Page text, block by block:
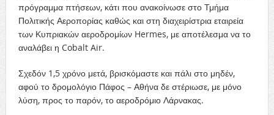
πρόγραμμα πτήσεων, κάτι που ανακοίνωσε στο Τμήμα
Πολιτικής Αεροπορίας καθώς και στη διαχειρίστρια εταιρεία
των Κυπριακών αεροδρομίων Hermes, με αποτέλεσμα να το
αναλάβει η Cobalt Air.
Σχεδόν 1,5 χρόνο μετά, βρισκόμαστε και πάλι στο μηδέν,
αφού το δρομολόγιο Πάφος – Αθήνα δε στέριωσε, με μόνο
λύση, προς το παρόν, το αεροδρόμιο Λάρνακας.